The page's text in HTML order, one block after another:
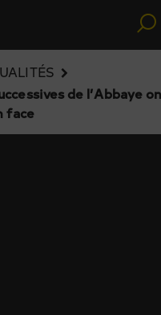
de l’Abbaye
face